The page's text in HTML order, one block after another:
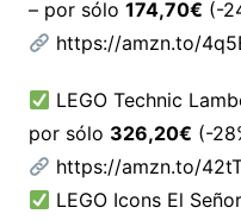
– por sólo 174,70€ (-
https://amzn.to/
LEGO Technic
por sólo 326,20€ (-
https://amzn.to/
LEGO Icons El